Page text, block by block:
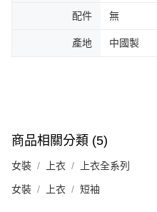
配件 無
產地 中國製
商品相關分類 (5)
女裝 上衣 上衣全系列
女裝 上衣 短袖